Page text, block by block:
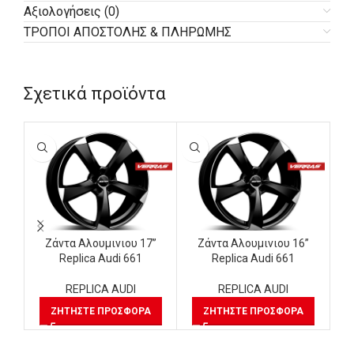
Αξιολογήσεις (0)
ΤΡΟΠΟΙ ΑΠΟΣΤΟΛΗΣ & ΠΛΗΡΩΜΗΣ
Σχετικά προϊόντα
Ζάντα Αλουμινιου 17”
Replica Audi 661
REPLICA AUDI
ΖΗΤΉΣΤΕ ΠΡΟΣΦΟΡΆ
Ζάντα Αλουμινιου 16”
Replica Audi 661
REPLICA AUDI
ΖΗΤΉΣΤΕ ΠΡΟΣΦΟΡΆ